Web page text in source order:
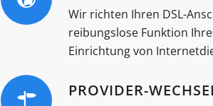
Wir richten Ihren DSL-
reibungslose Funktion
Einrichtung von
PROVIDER-